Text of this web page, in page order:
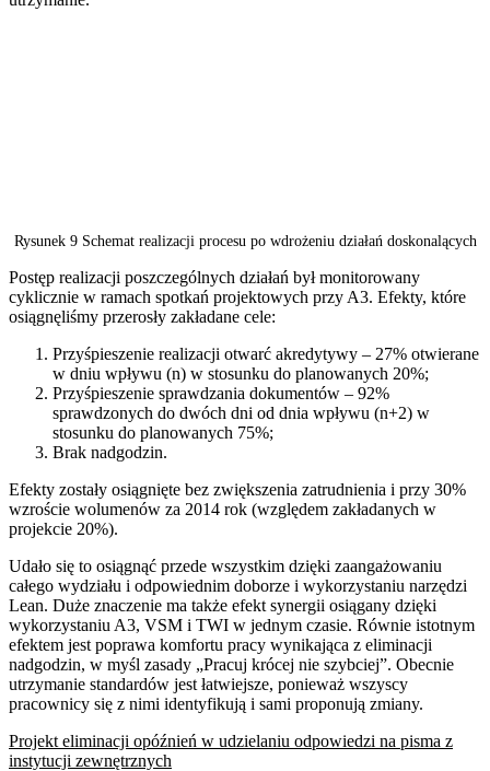
Rysunek 9 Schemat realizacji procesu po wdrożeniu działań doskonalących
Postęp realizacji poszczególnych działań był monitorowany
cyklicznie w ramach spotkań projektowych przy A3. Efekty, które
osiągnęliśmy przerosły zakładane cele:
Przyśpieszenie realizacji otwarć akredytywy – 27% otwierane
w dniu wpływu (n) w stosunku do planowanych 20%;
Przyśpieszenie sprawdzania dokumentów – 92%
sprawdzonych do dwóch dni od dnia wpływu (n+2) w
stosunku do planowanych 75%;
Brak nadgodzin.
Efekty zostały osiągnięte bez zwiększenia zatrudnienia i przy 30%
wzroście wolumenów za 2014 rok (względem zakładanych w
projekcie 20%).
Udało się to osiągnąć przede wszystkim dzięki zaangażowaniu
całego wydziału i odpowiednim doborze i wykorzystaniu narzędzi
Lean. Duże znaczenie ma także efekt synergii osiągany dzięki
wykorzystaniu A3, VSM i TWI w jednym czasie. Równie istotnym
efektem jest poprawa komfortu pracy wynikająca z eliminacji
nadgodzin, w myśl zasady „Pracuj krócej nie szybciej”. Obecnie
utrzymanie standardów jest łatwiejsze, ponieważ wszyscy
pracownicy się z nimi identyfikują i sami proponują zmiany.
Projekt eliminacji opóźnień w udzielaniu odpowiedzi na pisma z
instytucji zewnętrznych